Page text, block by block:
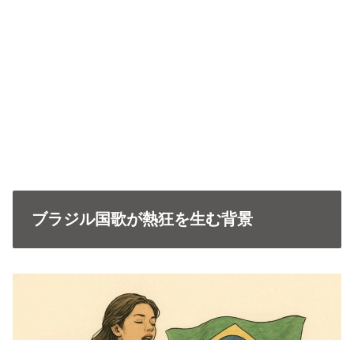
ブラジル国歌が熱狂を生む背景